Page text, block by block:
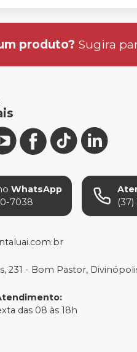
produto? Sugira
WhatsApp
7038
(37)
231 - Bom Pastor,
:
das 08 às 18h